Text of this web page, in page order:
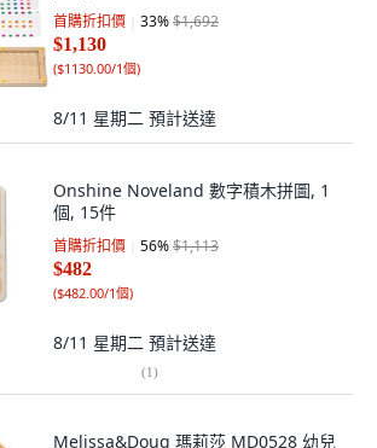
首購折扣價 33%$1,692
$1,130
($1130.00/1個)
8/11 星期二 預計送達
Onshine Noveland 數字積木拼圖, 1
個, 15件
首購折扣價 56%$1,113
$482
($482.00/1個)
8/11 星期二 預計送達
(1)
Melissa&Doug 瑪莉莎 MD0528 幼兒